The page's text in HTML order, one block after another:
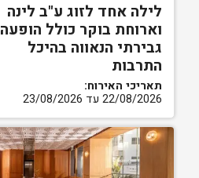
לילה אחד לזוג ע"ב לינה
וארוחת בוקר כולל הופעה
גבירתי הנאווה בהיכל
התרבות
תאריכי האירוח:
22/08/2026 עד 23/08/2026